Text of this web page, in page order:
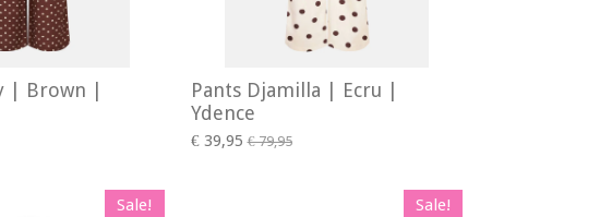
| Brown |
Pants Djamilla | Ecru |
Ydence
€ 39,95 € 79,95
Sale! Sale!